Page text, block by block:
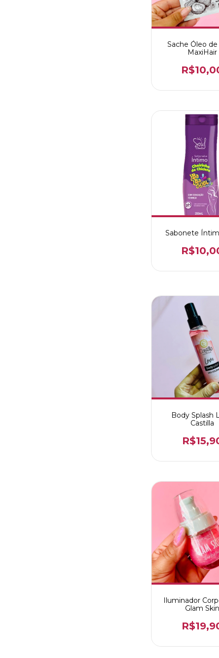
Sache Óleo de
MaxiHair
Sabonete
Body Splash
Castilla
Iluminador
Glam Skin